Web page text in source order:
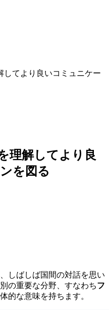
してより良いコミュニケー
理解してより良
を図る
しばしば国間の対話を思い
の重要な分野、すなわちフ
的な意味を持ちます。